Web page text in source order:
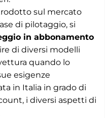
sul mercato
di pilotaggio, si
in abbonamento
di diversi modelli
quando lo
esigenze
in Italia in grado di
i diversi aspetti di